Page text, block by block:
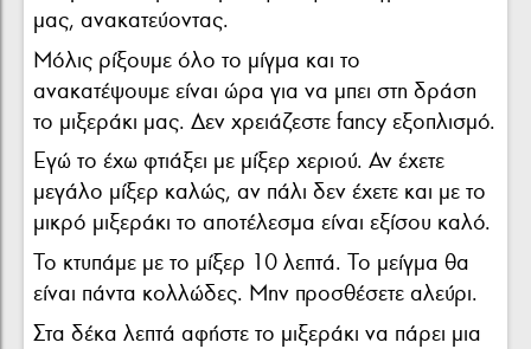
μας, ανακατεύοντας.
Μόλις ρίξουμε όλο το μίγμα και το
ανακατέψουμε είναι ώρα για να μπει στη δράση
το μιξεράκι μας. Δεν χρειάζεστε fancy εξοπλισμό.
Εγώ το έχω φτιάξει με μίξερ χεριού. Αν έχετε
μεγάλο μίξερ καλώς, αν πάλι δεν έχετε και με το
μικρό μιξεράκι το αποτέλεσμα είναι εξίσου καλό.
Το κτυπάμε με το μίξερ 10 λεπτά. Το μείγμα θα
είναι πάντα κολλώδες. Μην προσθέσετε αλεύρι.
Στα δέκα λεπτά αφήστε το μιξεράκι να πάρει μια